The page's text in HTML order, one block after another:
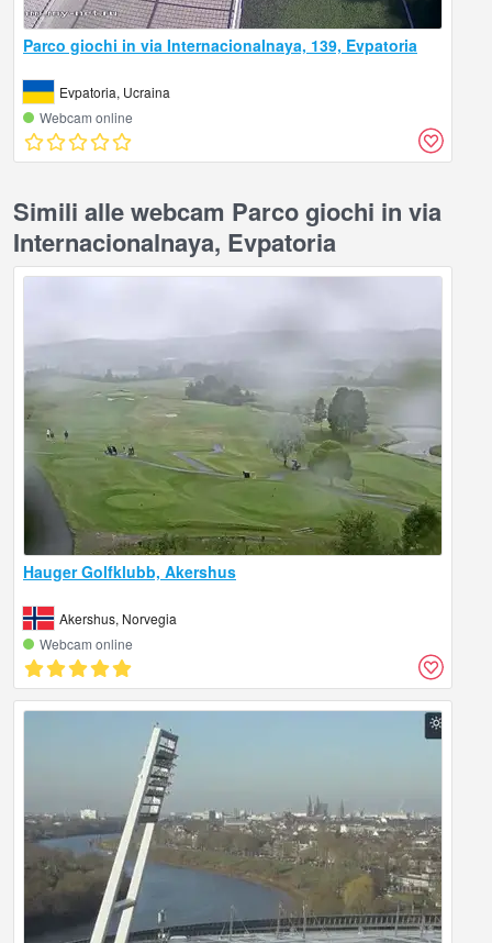
Parco giochi in via Internacionalnaya, 139, Evpatoria
Evpatoria, Ucraina
Webcam online
Simili alle webcam Parco giochi in via
Internacionalnaya, Evpatoria
Hauger Golfklubb, Akershus
Akershus, Norvegia
Webcam online